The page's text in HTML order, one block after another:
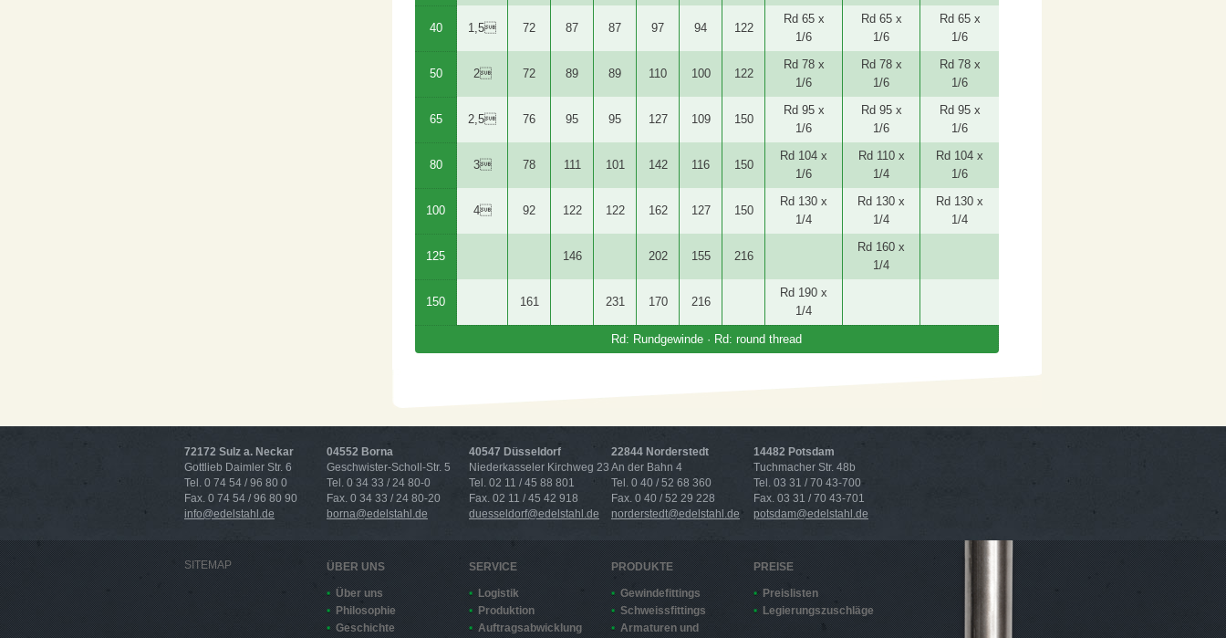
40 1,5 72 87 87 97 94 122
Rd 65 x
1/6
Rd 65 x
1/6
Rd 65 x
1/6
50 2 72 89 89 110 100 122
Rd 78 x
1/6
Rd 78 x
1/6
Rd 78 x
1/6
65 2,5 76 95 95 127 109 150
Rd 95 x
1/6
Rd 95 x
1/6
Rd 95 x
1/6
80 3 78 111 101 142 116 150
Rd 104 x
1/6
Rd 110 x
1/4
Rd 104 x
1/6
100 4 92 122 122 162 127 150
Rd 130 x
1/4
Rd 130 x
1/4
Rd 130 x
1/4
125 146 202 155 216
Rd 160 x
1/4
150 161 231 170 216
Rd 190 x
1/4
Rd: Rundgewinde · Rd: round thread
72172 Sulz a. Neckar
Gottlieb Daimler Str. 6
Tel. 0 74 54 / 96 80 0
Fax. 0 74 54 / 96 80 90
info@edelstahl.de
04552 Borna
Geschwister-Scholl-Str. 5
Tel. 0 34 33 / 24 80-0
Fax. 0 34 33 / 24 80-20
borna@edelstahl.de
40547 Düsseldorf
Niederkasseler Kirchweg 23
Tel. 02 11 / 45 88 801
Fax. 02 11 / 45 42 918
duesseldorf@edelstahl.de
22844 Norderstedt
An der Bahn 4
Tel. 0 40 / 52 68 360
Fax. 0 40 / 52 29 228
norderstedt@edelstahl.de
14482 Potsdam
Tuchmacher Str. 48b
Tel. 03 31 / 70 43-700
Fax. 03 31 / 70 43-701
potsdam@edelstahl.de
SITEMAP ÜBER UNS
Über uns
Philosophie
Geschichte
SERVICE
Logistik
Produktion
Auftragsabwicklung
PRODUKTE
Gewindefittings
Schweissfittings
Armaturen und
PREISE
Preislisten
Legierungszuschläge